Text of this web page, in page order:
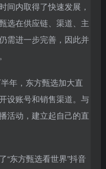
间内取得了快速发展，
选在供应链、渠道、主
需进一步完善，因此并
年，东方甄选加大直
设账号和销售渠道。与
活动，建立起自己的直
“东方甄选看世界”抖音